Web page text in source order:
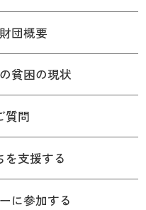
団概要
貧困の現状
質問
を支援する
に参加する